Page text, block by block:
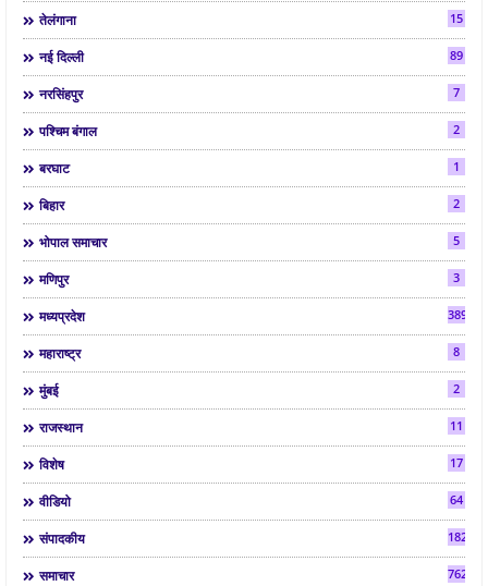
तेलंगाना 15
नई दिल्ली 89
नरसिंहपुर 7
पश्चिम बंगाल 2
बरघाट 1
बिहार 2
भोपाल समाचार 5
मणिपुर 3
मध्यप्रदेश 3892
महाराष्ट्र 8
मुंबई 2
राजस्थान 11
विशेष 17
वीडियो 64
संपादकीय 182
समाचार 7624